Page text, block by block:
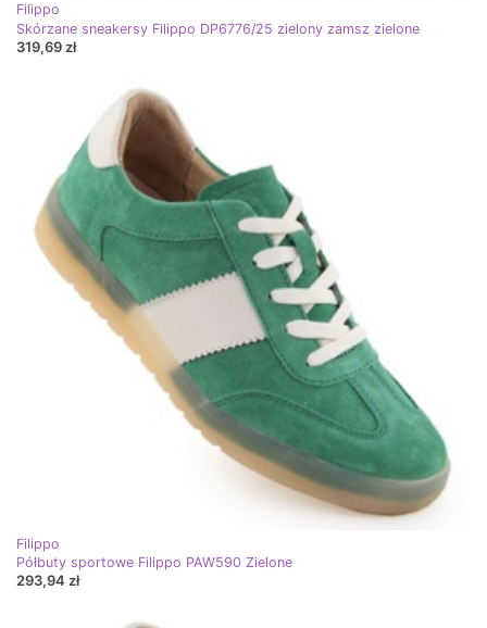
Filippo
Skórzane sneakersy Filippo DP6776/25 zielony zamsz zielone
319,69 zł
Filippo
Półbuty sportowe Filippo PAW590 Zielone
293,94 zł